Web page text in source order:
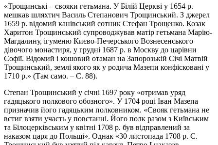
«Трощинські – свояки гетьмана. У Білій Церкві у 1654 р.
мешкав шляхтич Василь Степанович Трощинський. З джерел
1659 р. відомий канівський сотник Стефан Трощенко. Козак
Харитон Трощинський супроводжував матір гетьмана Марію-
Магдалину, ігуменю Києво-Печерського Вознесенського
дівочого монастиря, у грудні 1687 р. в Москву до царівни
Софії. Відомий і кошовий отаман на Запорозькій Січі Матвій
Трощинський, землі якого як у родича Мазепи конфісковані у
1710 р.» (Там само. – С. 88).
Степан Трощинський у січні 1697 року «отримав уряд
гадяцького полкового обозного». У 1704 році Іван Мазепа
призначив його гадяцьким полковником. «Свояк гетьмана не
встиг взяти участь у повстанні. Його полк разом з Київським
та Білоцерківським у квітні 1708 р. був відправлений за
наказом царя до Польщі». Однак «30 листопада 1708 р. С.